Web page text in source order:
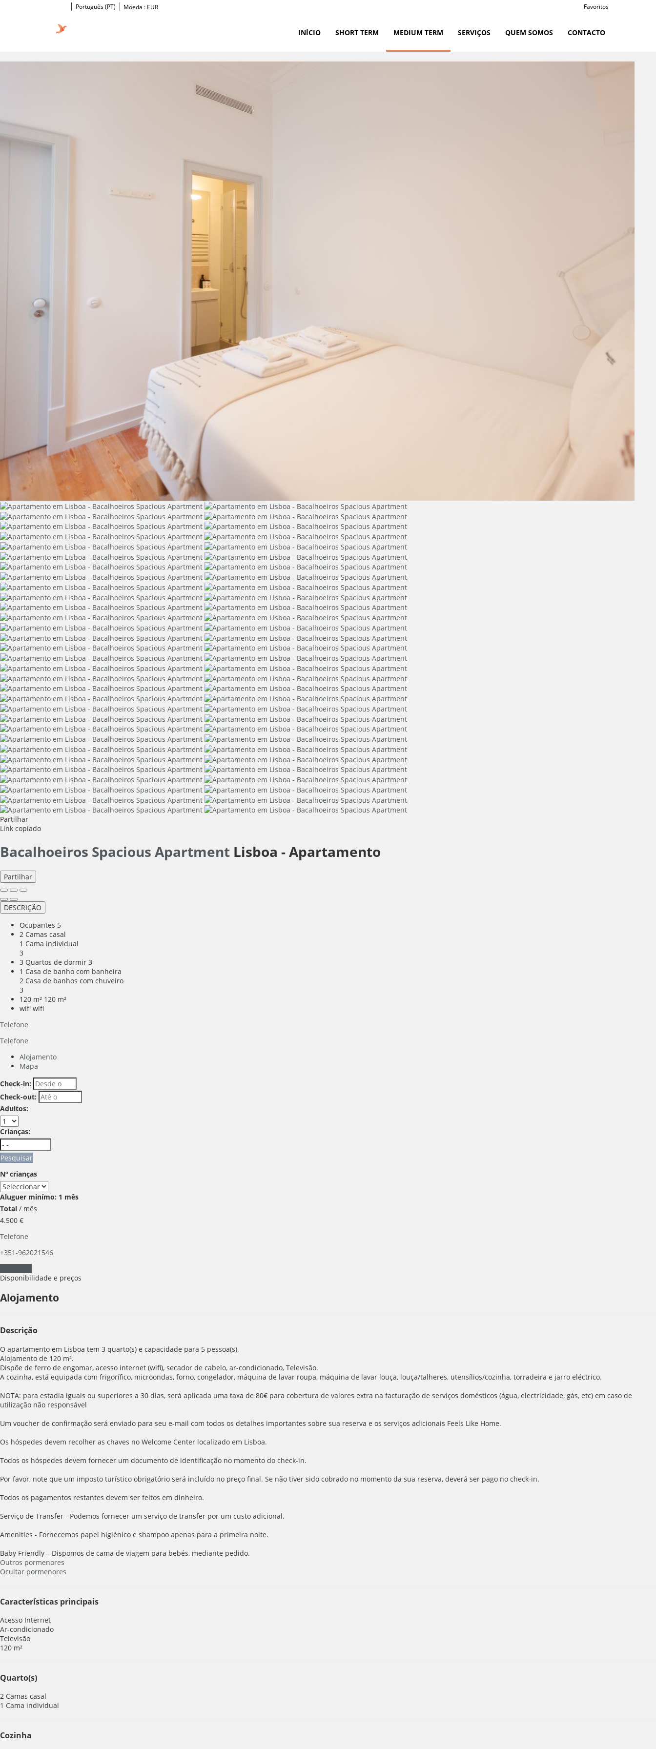
Português (PT) Moeda : EUR Favoritos
INÍCIO SHORT TERM MEDIUM TERM SERVIÇOS QUEM SOMOS CONTACTO
Partilhar
Link copiado
Bacalhoeiros Spacious Apartment Lisboa -Apartamento
Partilhar
DESCRIÇÃO
Ocupantes 5
2 Camas casal
1 Cama individual
3
3 Quartos de dormir 3
1 Casa de banho com banheira
2 Casa de banhos com chuveiro
3
120 m² 120 m²
wifi wifi
Telefone
Telefone
Alojamento
Mapa
Check-in:
Check-out:
Adultos:
Crianças:
Pesquisar
Nº crianças
Aluguer minímo: 1 mês
Total / mês
4.500 €
Telefone
+351-962021546
Disponibilidade e preços
Alojamento
Descrição
O apartamento em Lisboa tem 3 quarto(s) e capacidade para 5 pessoa(s).
Alojamento de 120 m².
Dispõe de ferro de engomar, acesso internet (wifi), secador de cabelo, ar-condicionado, Televisão.
A cozinha, está equipada com frigorífico, microondas, forno, congelador, máquina de lavar roupa, máquina de lavar louça, louça/talheres, utensílios/cozinha, torradeira e jarro eléctrico.
NOTA: para estadia iguais ou superiores a 30 dias, será aplicada uma taxa de 80€ para cobertura de valores extra na facturação de serviços domésticos (água, electricidade, gás, etc) em caso de
utilização não responsável
Um voucher de confirmação será enviado para seu e-mail com todos os detalhes importantes sobre sua reserva e os serviços adicionais Feels Like Home.
Os hóspedes devem recolher as chaves no Welcome Center localizado em Lisboa.
Todos os hóspedes devem fornecer um documento de identificação no momento do check-in.
Por favor, note que um imposto turístico obrigatório será incluído no preço final. Se não tiver sido cobrado no momento da sua reserva, deverá ser pago no check-in.
Todos os pagamentos restantes devem ser feitos em dinheiro.
Serviço de Transfer - Podemos fornecer um serviço de transfer por um custo adicional.
Amenities - Fornecemos papel higiénico e shampoo apenas para a primeira noite.
Baby Friendly – Dispomos de cama de viagem para bebés, mediante pedido.
Outros pormenores
Ocultar pormenores
Características principais
Acesso Internet
Ar-condicionado
Televisão
120 m²
Quarto(s)
2 Camas casal
1 Cama individual
Cozinha